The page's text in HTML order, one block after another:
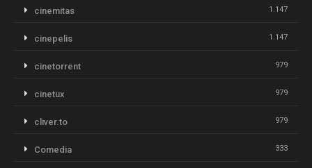
cinemitas 1.147
cinepelis 1.147
cinetorrent 979
cinetux 979
cliver.to 979
Comedia 333